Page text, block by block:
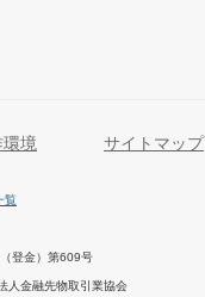
境 サイトマップ
覧
登金）第609号
人金融先物取引業協会